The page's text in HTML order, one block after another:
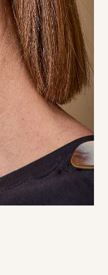
9º calça jeans
10º tule